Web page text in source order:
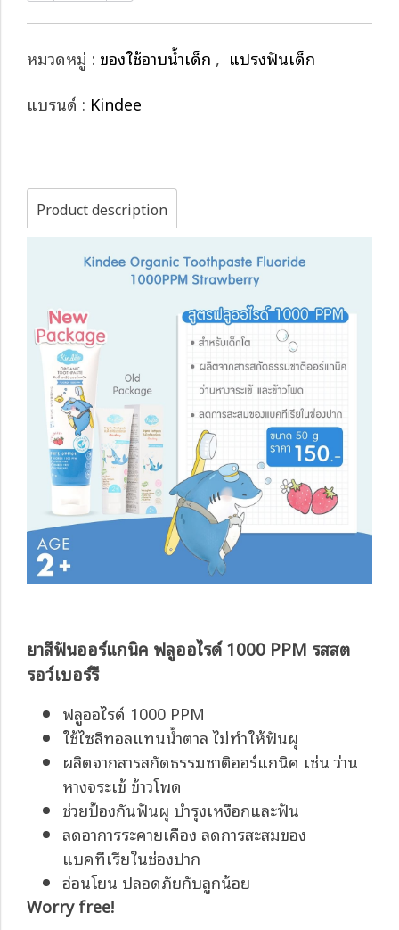
หมวดหมู่ : ของใช้อาบน้ำเด็ก , แปรงฟันเด็ก
แบรนด์ : Kindee
Product description
ยาสีฟันออร์แกนิค ฟลูออไรด์ 1000 PPM รสสต
รอว์เบอร์รี
ฟลูออไรด์ 1000 PPM
ใช้ไซลิทอลแทนน้ำตาล ไม่ทำให้ฟันผุ
ผลิตจากสารสกัดธรรมชาติออร์แกนิค เช่น ว่าน
หางจระเข้ ข้าวโพด
ช่วยป้องกันฟันผุ บำรุงเหงือกและฟัน
ลดอาการระคายเคือง ลดการสะสมของ
แบคทีเรียในช่องปาก
อ่อนโยน ปลอดภัยกับลูกน้อย
Worry free!